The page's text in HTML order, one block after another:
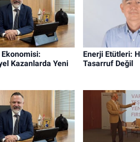
Kazanlarda Yeni
Enerji Etütleri:
Tasarruf Değil